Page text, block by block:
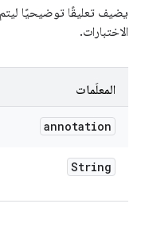
يضيف تعليقًا توضيحيًا
الاختبارات.
المعلَمات
annotation
String